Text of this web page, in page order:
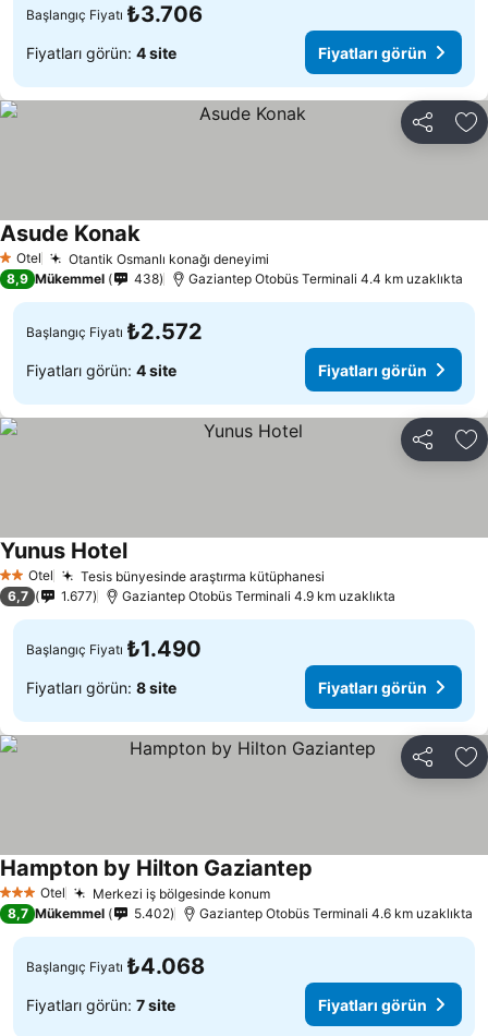
Başlangıç Fiyatı ₺3.706
Fiyatları görün: 4 site Fiyatları görün
Paylaş
1 Yıldız
Otel Otantik Osmanlı konağı deneyimi
Asude KonakFiyatları görün
8,9 Mükemmel 438 Gaziantep Otobüs Terminali 4.4 km uzaklıkta
Başlangıç Fiyatı ₺2.572
Fiyatları görün: 4 site Fiyatları görün
Paylaş
2 Yıldız
Otel Tesis bünyesinde araştırma kütüphanesi
Yunus HotelFiyatları görün
6,7 1.677 Gaziantep Otobüs Terminali 4.9 km uzaklıkta
Başlangıç Fiyatı ₺1.490
Fiyatları görün: 8 site Fiyatları görün
Paylaş
3 YıldızOtel Merkezi iş bölgesinde konumFiyatları görün
Hampton by Hilton Gaziantep
8,7 Mükemmel 5.402 Gaziantep Otobüs Terminali 4.6 km uzaklıkta
Başlangıç Fiyatı ₺4.068
Fiyatları görün: 7 site Fiyatları görün